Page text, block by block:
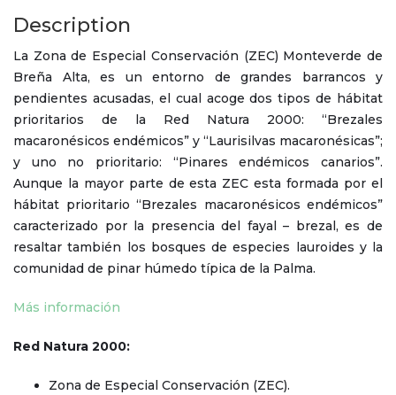
Description
La Zona de Especial Conservación (ZEC) Monteverde de
Breña Alta, es un entorno de grandes barrancos y
pendientes acusadas, el cual acoge dos tipos de hábitat
prioritarios de la Red Natura 2000: “Brezales
macaronésicos endémicos” y “Laurisilvas macaronésicas”;
y uno no prioritario: “Pinares endémicos canarios”.
Aunque la mayor parte de esta ZEC esta formada por el
hábitat prioritario “Brezales macaronésicos endémicos”
caracterizado por la presencia del fayal – brezal, es de
resaltar también los bosques de especies lauroides y la
comunidad de pinar húmedo típica de la Palma.
Más información
Red Natura 2000:
Zona de Especial Conservación (ZEC).